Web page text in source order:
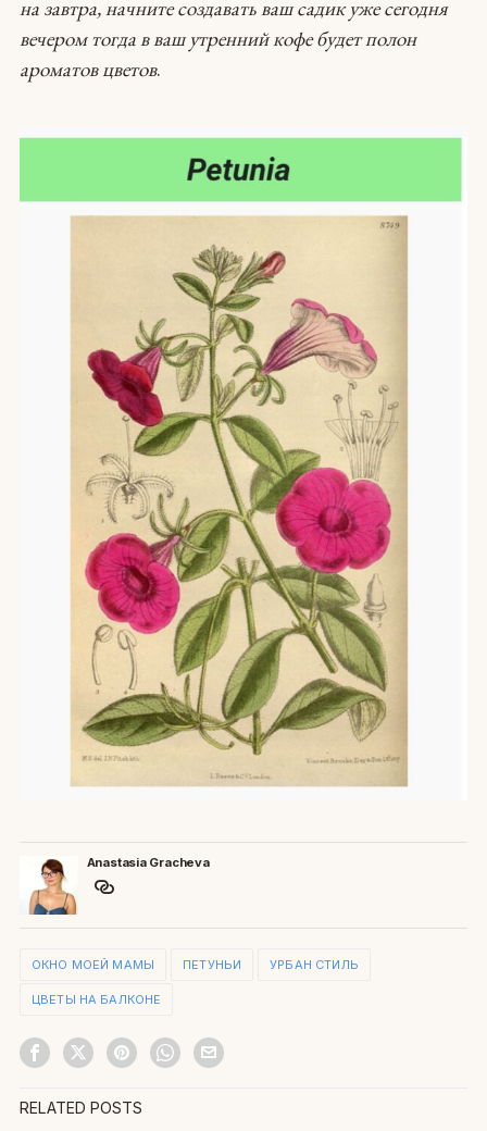
на завтра, начните создавать ваш садик уже сегодня
вечером тогда в ваш утренний кофе будет полон
ароматов цветов.
Anastasia Gracheva
ОКНО МОЕЙ МАМЫ ПЕТУНЬИ УРБАН СТИЛЬ
ЦВЕТЫ НА БАЛКОНЕ
RELATED POSTS